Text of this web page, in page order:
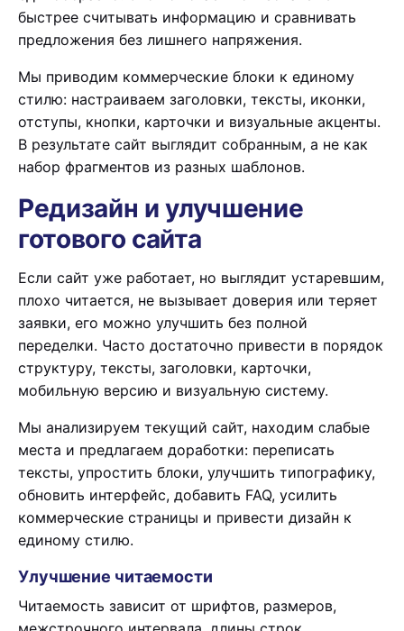
быстрее считывать информацию и сравнивать
предложения без лишнего напряжения.
Мы приводим коммерческие блоки к единому
стилю: настраиваем заголовки, тексты, иконки,
отступы, кнопки, карточки и визуальные акценты.
В результате сайт выглядит собранным, а не как
набор фрагментов из разных шаблонов.
Редизайн и улучшение
готового сайта
Если сайт уже работает, но выглядит устаревшим,
плохо читается, не вызывает доверия или теряет
заявки, его можно улучшить без полной
переделки. Часто достаточно привести в порядок
структуру, тексты, заголовки, карточки,
мобильную версию и визуальную систему.
Мы анализируем текущий сайт, находим слабые
места и предлагаем доработки: переписать
тексты, упростить блоки, улучшить типографику,
обновить интерфейс, добавить FAQ, усилить
коммерческие страницы и привести дизайн к
единому стилю.
Улучшение читаемости
Читаемость зависит от шрифтов, размеров,